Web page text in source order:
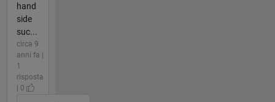
hand
side
suc...
circa 9
anni fa |
1
risposta
| 0